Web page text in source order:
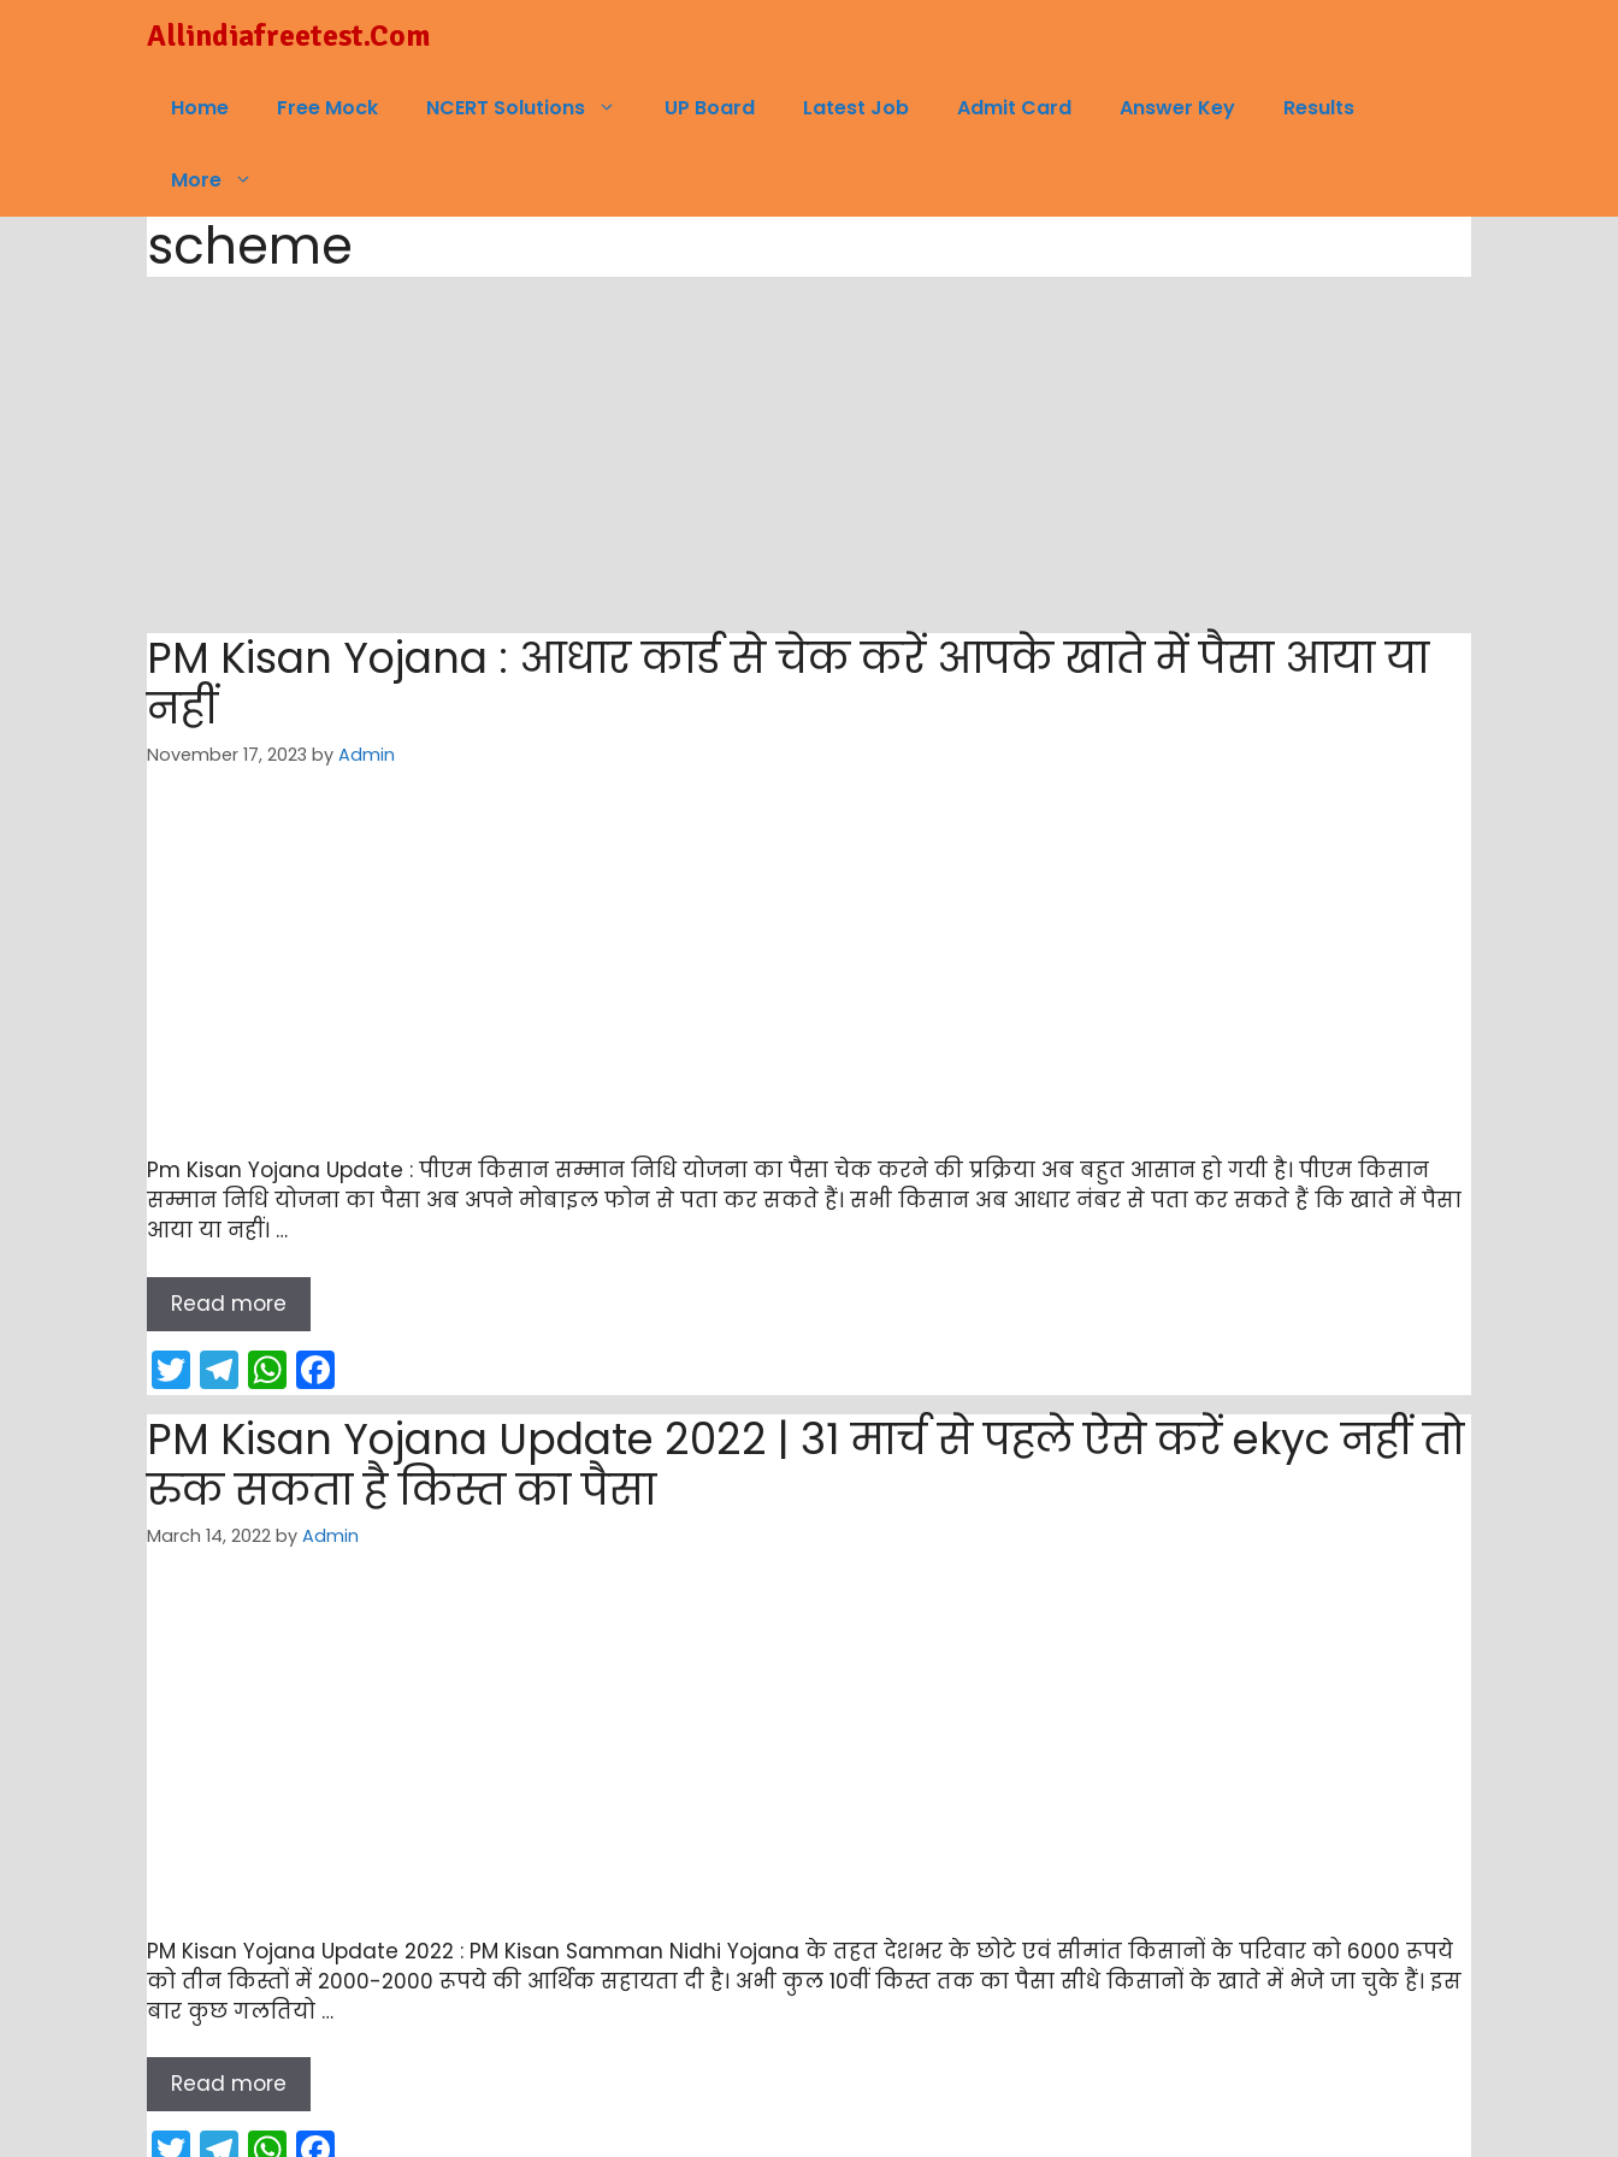
Allindiafreetest.Com
Home Free Mock NCERT Solutions UP Board Latest Job Admit Card Answer Key Results
More
scheme
PM Kisan Yojana : आधार कार्ड से चेक करें आपके खाते में पैसा आया या
नहीं
November 17, 2023 by Admin
Pm Kisan Yojana Update : पीएम किसान सम्मान निधि योजना का पैसा चेक करने की प्रक्रिया अब बहुत आसान हो गयी है। पीएम किसान
सम्मान निधि योजना का पैसा अब अपने मोबाइल फोन से पता कर सकते हैं। सभी किसान अब आधार नंबर से पता कर सकते हैं कि खाते में पैसा
आया या नहीं। …
Read more
T
w
itt
er
T
el
e
gr
a
W
h
a
ts
A
p
a
c
e
b
PM Kisan Yojana Update 2022 | 31 मार्च से पहले ऐसे करें ekyc नहीं तो
रुक सकता है किस्त का पैसा
March 14, 2022 by Admin
PM Kisan Yojana Update 2022 : PM Kisan Samman Nidhi Yojana के तहत देशभर के छोटे एवं सीमांत किसानों के परिवार को 6000 रूपये
को तीन किस्तों में 2000-2000 रूपये की आर्थिक सहायता दी है। अभी कुल 10वीं किस्त तक का पैसा सीधे किसानों के खाते में भेजे जा चुके हैं। इस
बार कुछ गलतियो …
Read more